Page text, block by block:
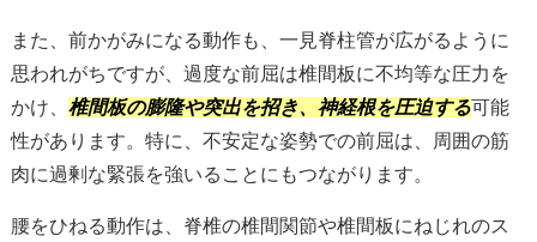
また、前かがみになる動作も、一見脊柱管が広がるように
思われがちですが、過度な前屈は椎間板に不均等な圧力を
かけ、 椎間板の膨隆や突出を招き、神経根を圧迫する可能
性があります。特に、不安定な姿勢での前屈は、周囲の筋
肉に過剰な緊張を強いることにもつながります。
腰をひねる動作は、脊椎の椎間関節や椎間板にねじれのス